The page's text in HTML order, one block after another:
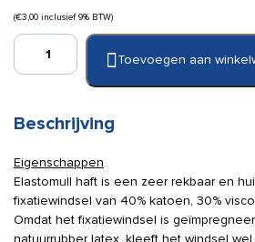
(€3,00 inclusief 9% BTW)
Elastomull
x
m
aantal
Toevoegen aan
Beschrijving
Eigenschappen
Elastomull haft is een zeer rekbaar en
fixatiewindsel van 40% katoen, 30%
Omdat het fixatiewindsel is